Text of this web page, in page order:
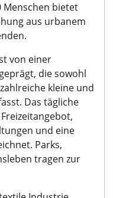
Menschen bietet
aus urbanem
von einer
die sowohl
kleine und
Das tägliche
und eine
Parks,
tragen zur